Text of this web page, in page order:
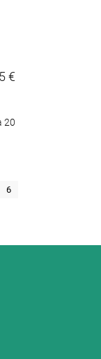
€
20
6